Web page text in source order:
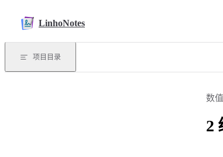
LinhoNotes
项目目录
数
2